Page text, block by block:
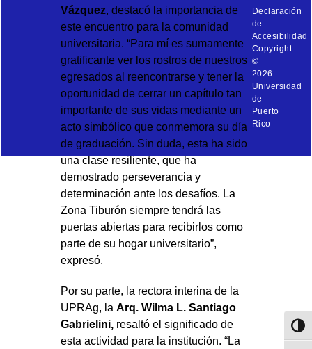
Vázquez, destacó la importancia de
este encuentro para la comunidad
universitaria. “Para mí es sumamente
gratificante ver los rostros de nuestros
egresados al reencontrarse y tener la
oportunidad de cerrar un capítulo tan
importante de sus vidas mediante un
acto simbólico que conmemora su día
de graduación. Sin duda, esta ha sido
una clase resiliente, que ha
demostrado perseverancia y
determinación ante los desafíos. La
Zona Tiburón siempre tendrá las
puertas abiertas para recibirlos como
parte de su hogar universitario”,
expresó.
Por su parte, la rectora interina de la
UPRAg, la Arq. Wilma L. Santiago
Gabrielini,resaltó el significado de
esta actividad para la institución. “La
Declaración
de
Accesibilidad
Copyright
©
2026
Universidad
de
Puerto
Rico